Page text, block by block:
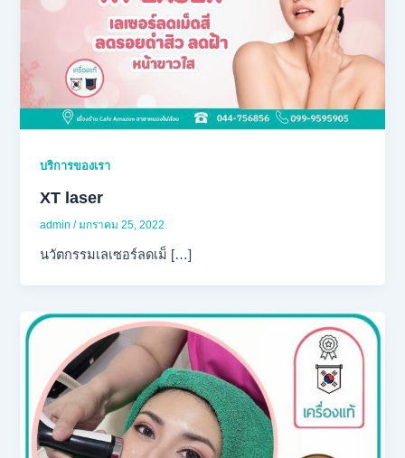
บริการของเรา
XT laser
admin/มกราคม 25, 2022
นวัตกรรมเลเซอร์ลดเม็ […]